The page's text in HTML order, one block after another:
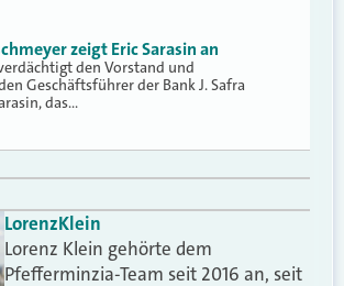
zeigt Eric Sarasin an
den Vorstand und
Geschäftsführer der Bank J. Safra
das…
LorenzKlein
Lorenz Klein gehörte dem
Pfefferminzia-Team seit 2016 an, seit